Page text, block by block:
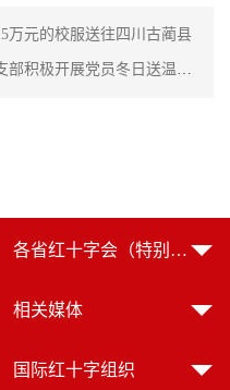
万元的校服送往四川古蔺县
极开展党员冬日送温暖活动
各省红十字会（特别行政区红十字会）
相关媒体
国际红十字组织